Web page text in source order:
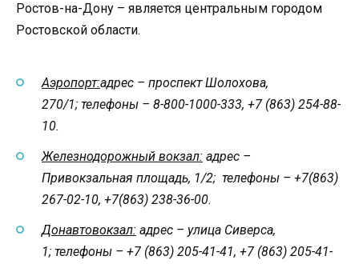
Ростов-на-Дону – является центральным городом
Ростовской области.
Аэропорт:адрес – проспект Шолохова,
270/1; телефоны – 8-800-1000-333, +7 (863) 254-88-
10.
Железнодорожный вокзал: адрес –
Привокзальная площадь, 1/2; телефоны – +7(863)
267-02-10, +7(863) 238-36-00.
Донавтовокзал: адрес – улица Сиверса,
1; телефоны – +7 (863) 205-41-41, +7 (863) 205-41-